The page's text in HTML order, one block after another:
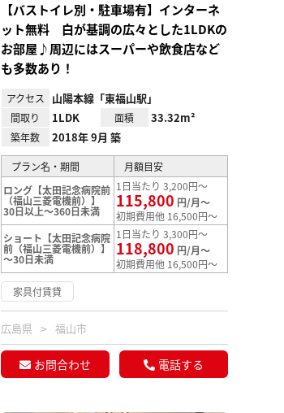
【バストイレ別・駐車場有】インターネ
ット無料 白が基調の広々とした1LDKの
お部屋♪周辺にはスーパーや飲食店など
も多数あり！
アクセス 山陽本線「東福山駅」
間取り 1LDK 面積 33.32m²
築年数 2018年 9月 築
プラン名・期間
月額目安
ロング【太田記念病院前
（福山三菱電機前）】
30日以上～360日未満
1日当たり 3,200円～
115,800 円/月～
初期費用他 16,500円～
ショート【太田記念病院
前（福山三菱電機前）】
～30日未満
1日当たり 3,300円～
118,800 円/月～
初期費用他 16,500円～
家具付賃貸
広島県 福山市
お問合わせ 電話する